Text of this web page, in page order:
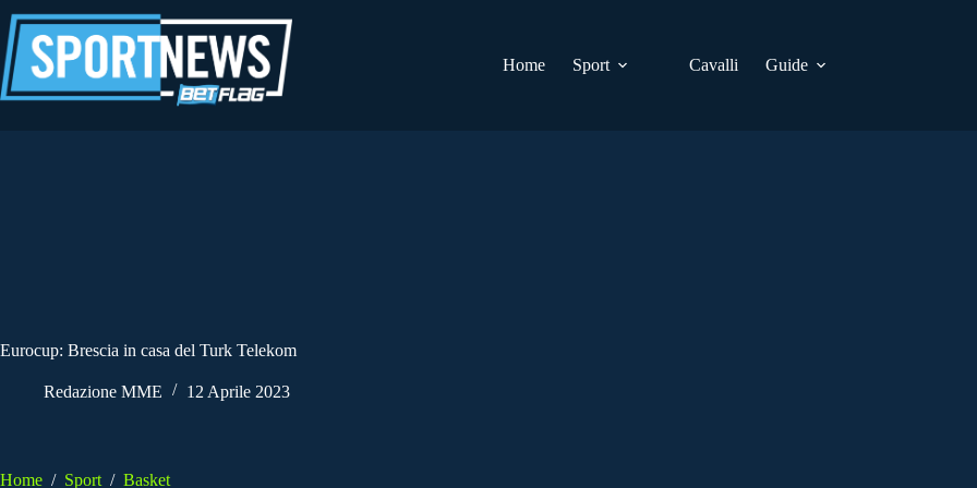
al
contenuto
Home
Sport Cavalli Guide
Eurocup: Brescia in casa del Turk Telekom
Redazione MME 12 Aprile 2023
Home / Sport / Basket